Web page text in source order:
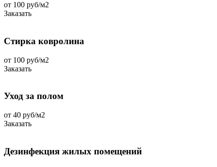
от 100 руб/м2
Заказать
Стирка ковролина
от 100 руб/м2
Заказать
Уход за полом
от 40 руб/м2
Заказать
Дезинфекция жилых помещений